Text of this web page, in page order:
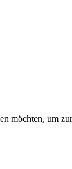
möchten, um